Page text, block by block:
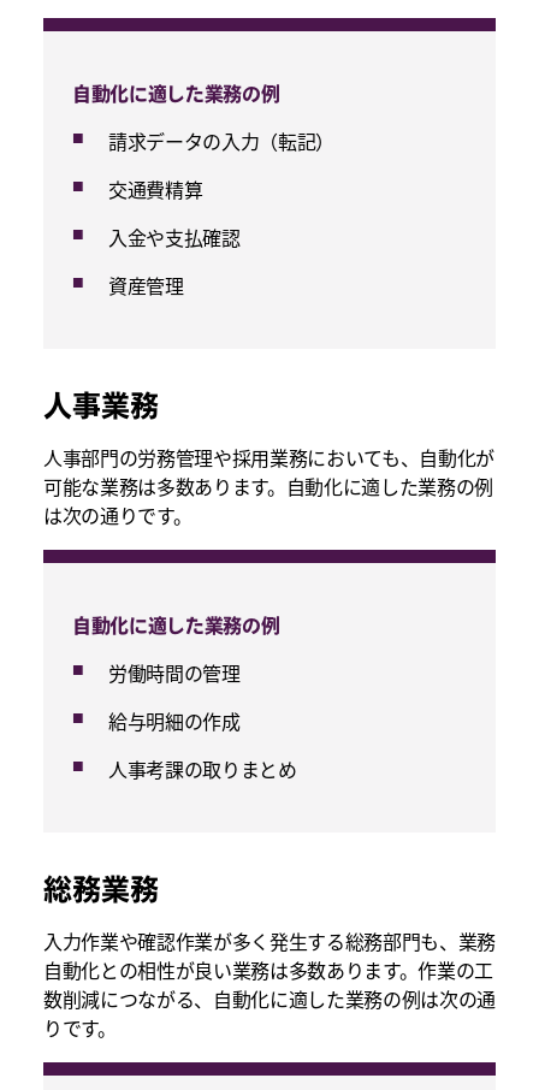
自動化に適した業務の例
請求データの入力（転記）
交通費精算
入金や支払確認
資産管理
人事業務
人事部門の労務管理や採用業務においても、自動化が
可能な業務は多数あります。自動化に適した業務の例
は次の通りです。
自動化に適した業務の例
労働時間の管理
給与明細の作成
人事考課の取りまとめ
総務業務
入力作業や確認作業が多く発生する総務部門も、業務
自動化との相性が良い業務は多数あります。作業の工
数削減につながる、自動化に適した業務の例は次の通
りです。